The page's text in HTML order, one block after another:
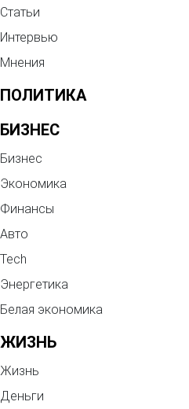
Статьи
Интервью
Мнения
ПОЛИТИКА
БИЗНЕС
Бизнес
Экономика
Финансы
Авто
Tech
Энергетика
Белая экономика
ЖИЗНЬ
Жизнь
Деньги